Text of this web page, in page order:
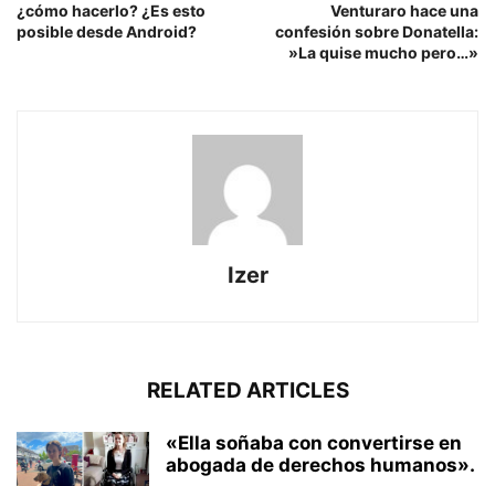
¿cómo hacerlo? ¿Es esto
posible desde Android?
Venturaro hace una
confesión sobre Donatella:
»La quise mucho pero…»
Izer
RELATED ARTICLES
«Ella soñaba con convertirse en
abogada de derechos humanos».